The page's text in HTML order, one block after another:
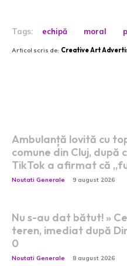
Tags: echipă moral
Articol scris de: Creative Art
Ambulanță lovită cu
comune din Cluj, după
TikTok a afirmat că
Noutati Generale 9 august 2026
Nu s-au dat bătut! »
teren, imediat după
0
Noutati Generale 8 august 2026